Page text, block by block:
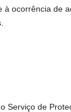
ocorrência de
Serviço de